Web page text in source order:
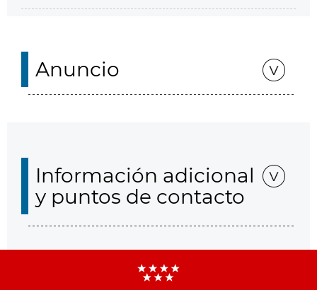
Anuncio
Información adicional
y puntos de contacto